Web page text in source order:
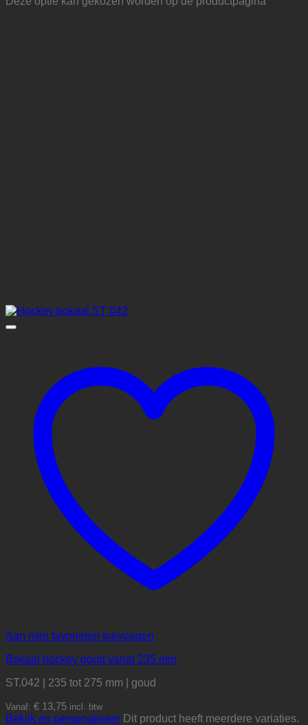
Aan mijn favorieten toevoegen
Bokaal hockey goud vanaf 235 mm
ST.042 | 235 tot 275 mm | goud
Vanaf: € 13,75 incl. btw
Bekijk en personaliseer Dit product heeft meerdere variaties.